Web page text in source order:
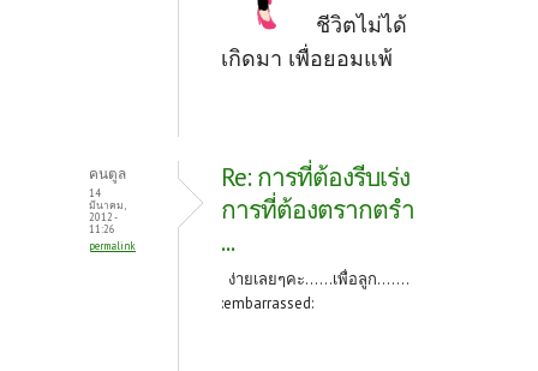
ชีวิตไม่ได้
เกิดมา เพื่อยอมแพ้
คนตูล
14
มีนาคม,
2012 -
11:26
permalink
Re: การที่ต้องรีบเร่ง
การที่ต้องตรากตรำ
...
ง่ายเลยๆคะ......เพื่อลูก.......
:embarrassed: